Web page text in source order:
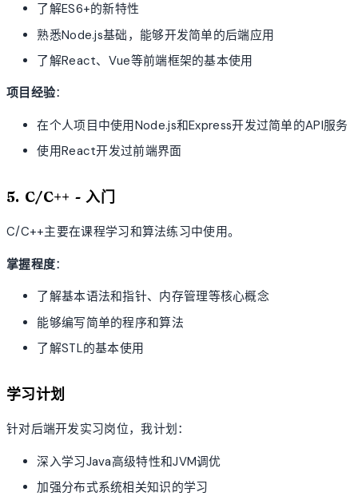
了解ES6+的新特性
熟悉Node.js基础，能够开发简单的后端应用
了解React、Vue等前端框架的基本使用
项目经验：
在个人项目中使用Node.js和Express开发过简单的API服务
使用React开发过前端界面
5. C/C++ - 入门
C/C++主要在课程学习和算法练习中使用。
掌握程度：
了解基本语法和指针、内存管理等核心概念
能够编写简单的程序和算法
了解STL的基本使用
学习计划
针对后端开发实习岗位，我计划：
深入学习Java高级特性和JVM调优
加强分布式系统相关知识的学习